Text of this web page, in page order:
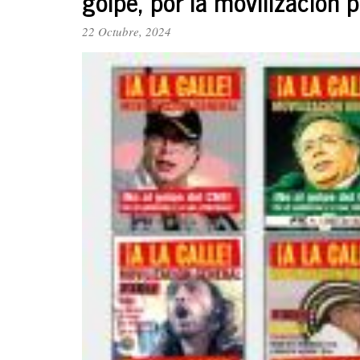
22 Octubre, 2024